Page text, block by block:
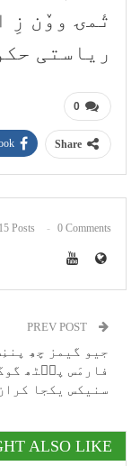
تٔمۍ ووٚن زِ
ریاستی
0
Share
Posts 0 Comments
جیو گیمز چھِ
فارمَس پٮ۪ٹھ
سنیکس یکجا
ALSO LIKE